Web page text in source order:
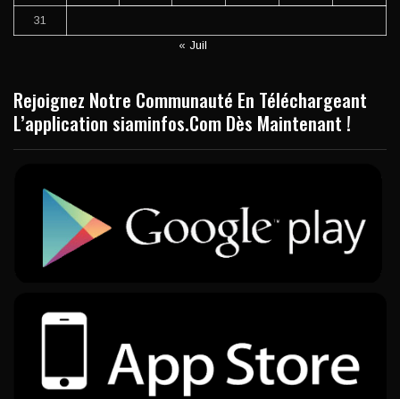
31
« Juil
Rejoignez Notre Communauté En Téléchargeant
L’application siaminfos.Com Dès Maintenant !